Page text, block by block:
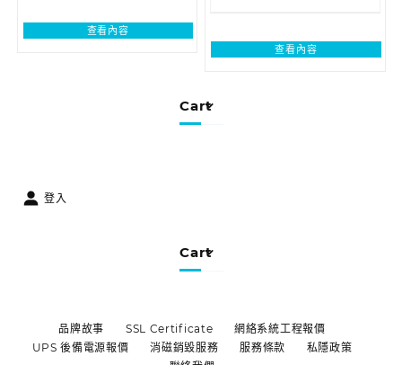
Cart
查看內容
查看內容
登入
Cart
品牌故事 SSL Certificate
網絡系統工程報價
UPS 後備電源報價
消磁銷毀服務 服務條款
私隱政策